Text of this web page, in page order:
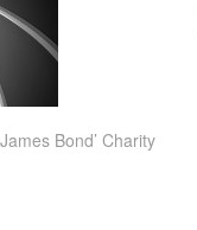
Bond’ Charity